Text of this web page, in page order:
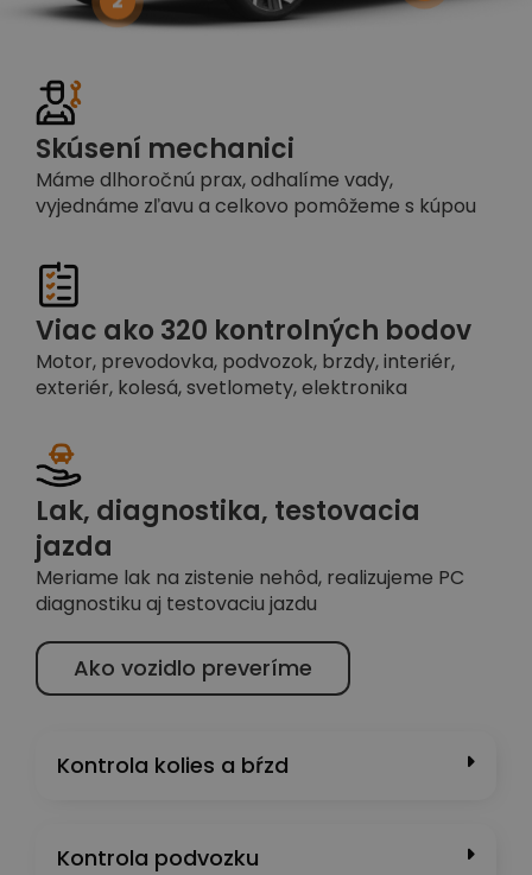
Skúsení mechanici
Máme dlhoročnú prax, odhalíme vady,
vyjednáme zľavu a celkovo pomôžeme s kúpou
Viac ako 320 kontrolných bodov
Motor, prevodovka, podvozok, brzdy, interiér,
exteriér, kolesá, svetlomety, elektronika
Lak, diagnostika, testovacia
jazda
Meriame lak na zistenie nehôd, realizujeme PC
diagnostiku aj testovaciu jazdu
Ako vozidlo preveríme
Kontrola kolies a bŕzd
Kontrola podvozku